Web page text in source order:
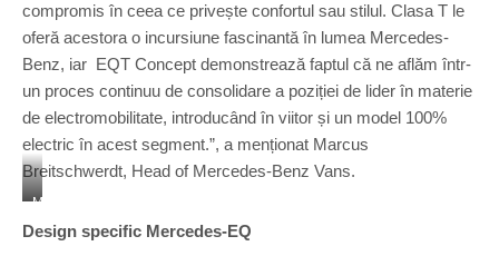
compromis în ceea ce privește confortul sau stilul. Clasa T le
oferă acestora o incursiune fascinantă în lumea Mercedes-
Benz, iar EQT Concept demonstrează faptul că ne aflăm într-
un proces continuu de consolidare a poziției de lider în materie
de electromobilitate, introducând în viitor și un model 100%
electric în acest segment.”, a menționat Marcus
Breitschwerdt, Head of Mercedes-Benz Vans.
M
Design specific Mercedes-EQ